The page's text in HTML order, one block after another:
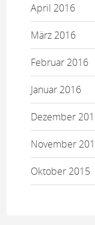
April 2016
März 2016
Februar 2016
Januar 2016
Dezember
November
Oktober 2015